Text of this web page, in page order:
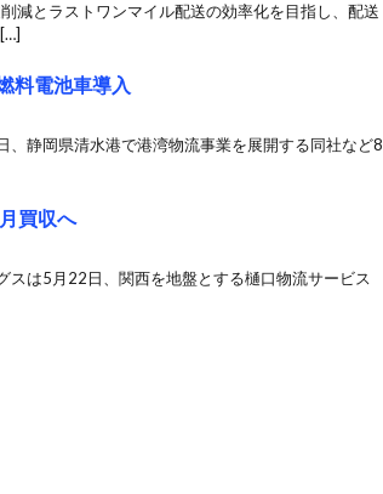
減とラストワンマイル配送の効率化を目指し、配送
料電池車導入
静岡県清水港で港湾物流事業を展開する同社など8
買収へ
は5月22日、関西を地盤とする樋口物流サービス